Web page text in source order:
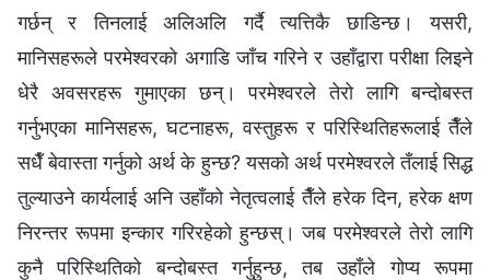
गर्छन् र तिनलाई अलिअलि गर्दै त्यत्तिकै छाडिन्छ। यसरी,
मानिसहरूले परमेश्‍वरको अगाडि जाँच गरिने र उहाँद्वारा परीक्षा लिइने
धेरै अवसरहरू गुमाएका छन्। परमेश्‍वरले तेरो लागि बन्दोबस्त
गर्नुभएका मानिसहरू, घटनाहरू, वस्तुहरू र परिस्थितिहरूलाई तैँले
सधैँ बेवास्ता गर्नुको अर्थ के हुन्छ? यसको अर्थ परमेश्‍वरले तँलाई सिद्ध
तुल्याउने कार्यलाई अनि उहाँको नेतृत्वलाई तैँले हरेक दिन, हरेक क्षण
निरन्तर रूपमा इन्कार गरिरहेको हुन्छस्। जब परमेश्‍वरले तेरो लागि
कुनै परिस्थितिको बन्दोबस्त गर्नुहुन्छ, तब उहाँले गोप्य रूपमा